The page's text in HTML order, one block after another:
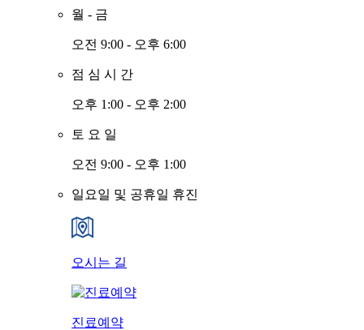
월 - 금
오전 9:00 - 오후 6:00
점 심 시 간
오후 1:00 - 오후 2:00
토 요 일
오전 9:00 - 오후 1:00
일요일 및 공휴일 휴진
오시는 길
진료예약